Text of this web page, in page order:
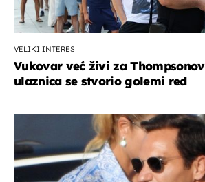
VELIKI INTERES
Vukovar već živi za
ulaznica se stvorio golemi red